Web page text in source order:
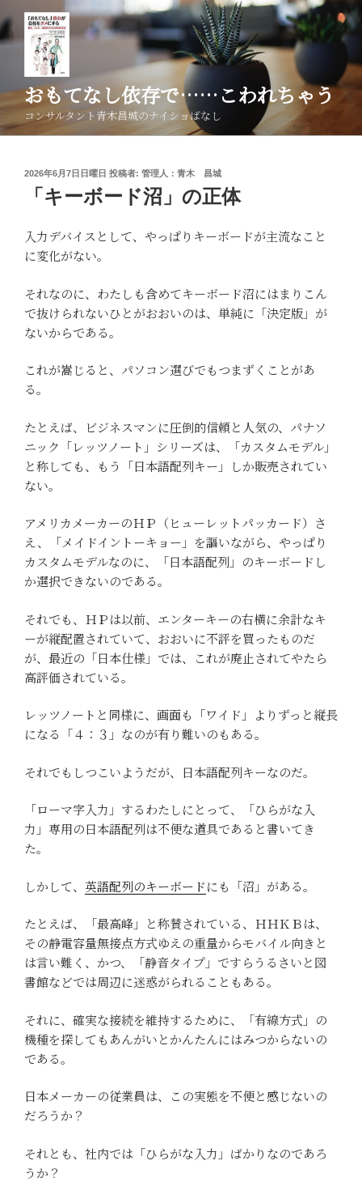
ン
テ
へ
ス
おもてなし依存で……こわれちゃう
コンサルタント青木昌城のナイショばなし
投
2026年6月7日日曜日 投稿者: 管理人：青木 昌城
「キーボード沼」の正体
入力デバイスとして、やっぱりキーボードが主流なこと
に変化がない。
それなのに、わたしも含めてキーボード沼にはまりこん
で抜けられないひとがおおいのは、単純に「決定版」が
ないからである。
これが嵩じると、パソコン選びでもつまずくことがあ
る。
たとえば、ビジネスマンに圧倒的信頼と人気の、パナソ
ニック「レッツノート」シリーズは、「カスタムモデル」
と称しても、もう「日本語配列キー」しか販売されてい
ない。
アメリカメーカーのＨＰ（ヒューレットパッカード）さ
え、「メイドイントーキョー」を謳いながら、やっぱり
カスタムモデルなのに、「日本語配列」のキーボードし
か選択できないのである。
それでも、ＨＰは以前、エンターキーの右横に余計なキ
ーが縦配置されていて、おおいに不評を買ったものだ
が、最近の「日本仕様」では、これが廃止されてやたら
高評価されている。
レッツノートと同様に、画面も「ワイド」よりずっと縦長
になる「４：３」なのが有り難いのもある。
それでもしつこいようだが、日本語配列キーなのだ。
「ローマ字入力」するわたしにとって、「ひらがな入
力」専用の日本語配列は不便な道具であると書いてき
た。
しかして、 英語配列のキーボードにも「沼」がある。
たとえば、「最高峰」と称賛されている、ＨＨＫＢは、
その静電容量無接点方式ゆえの重量からモバイル向きと
は言い難く、かつ、「静音タイプ」ですらうるさいと図
書館などでは周辺に迷惑がられることもある。
それに、確実な接続を維持するために、「有線方式」の
機種を探してもあんがいとかんたんにはみつからないの
である。
日本メーカーの従業員は、この実態を不便と感じないの
だろうか？
それとも、社内では「ひらがな入力」ばかりなのであろ
うか？